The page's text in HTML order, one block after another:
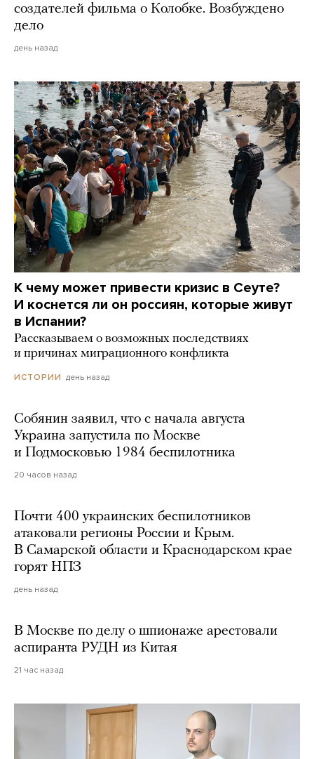
создателей фильма о Колобке. Возбуждено
дело
день назад
К чему может привести кризис в Сеуте?
И коснется ли он россиян, которые живут
в Испании?
Рассказываем о возможных последствиях
и причинах миграционного конфликта
ИСТОРИИ день назад
Собянин заявил, что с начала августа
Украина запустила по Москве
и Подмосковью 1984 беспилотника
20 часов назад
Почти 400 украинских беспилотников
атаковали регионы России и Крым.
В Самарской области и Краснодарском крае
горят НПЗ
день назад
В Москве по делу о шпионаже арестовали
аспиранта РУДН из Китая
21 час назад